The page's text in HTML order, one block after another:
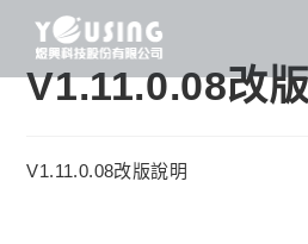
contentV1.11.0.08改
V1.11.0.08改版說明